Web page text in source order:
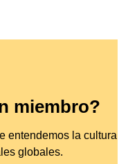
miembro?
entendemos la cultura
globales.